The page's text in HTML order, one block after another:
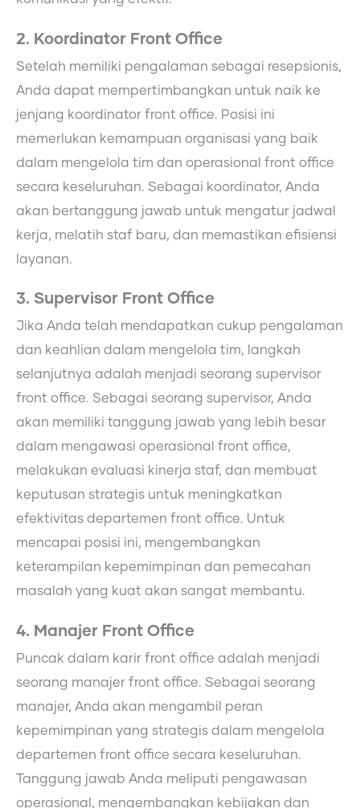
2. Koordinator Front Office
Setelah memiliki pengalaman sebagai resepsionis,
Anda dapat mempertimbangkan untuk naik ke
jenjang koordinator front office. Posisi ini
memerlukan kemampuan organisasi yang baik
dalam mengelola tim dan operasional front office
secara keseluruhan. Sebagai koordinator, Anda
akan bertanggung jawab untuk mengatur jadwal
kerja, melatih staf baru, dan memastikan efisiensi
layanan.
3. Supervisor Front Office
Jika Anda telah mendapatkan cukup pengalaman
dan keahlian dalam mengelola tim, langkah
selanjutnya adalah menjadi seorang supervisor
front office. Sebagai seorang supervisor, Anda
akan memiliki tanggung jawab yang lebih besar
dalam mengawasi operasional front office,
melakukan evaluasi kinerja staf, dan membuat
keputusan strategis untuk meningkatkan
efektivitas departemen front office. Untuk
mencapai posisi ini, mengembangkan
keterampilan kepemimpinan dan pemecahan
masalah yang kuat akan sangat membantu.
4. Manajer Front Office
Puncak dalam karir front office adalah menjadi
seorang manajer front office. Sebagai seorang
manajer, Anda akan mengambil peran
kepemimpinan yang strategis dalam mengelola
departemen front office secara keseluruhan.
Tanggung jawab Anda meliputi pengawasan
operasional, mengembangkan kebijakan dan